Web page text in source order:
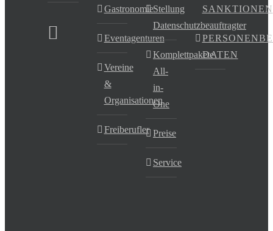
Gastronomie
Eventagenturen
Vereine
&
Organisationen
Freiberufler
Stellung
Datenschutzbeauftragter
Komplettpakete
All-
in-
One
Preise
Service
SANKTIONEN
DATEN